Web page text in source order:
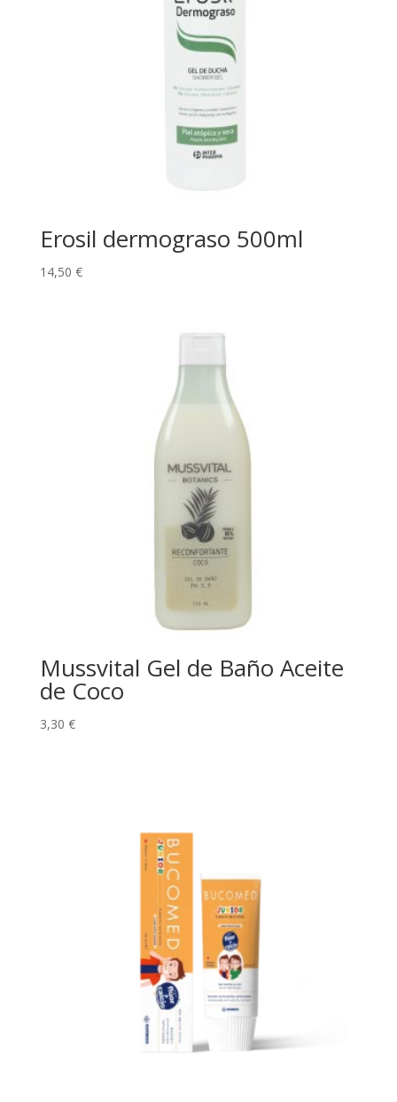
Erosil dermograso 500ml
14,50 €
Mussvital Gel de Baño Aceite
de Coco
3,30 €